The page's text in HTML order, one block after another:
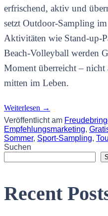
erfrischend, aktiv und
setzt Outdoor-Sampling
Aktivitäten wie Stand-up-
Beach-Volleyball werden
Moment überreicht – nicht
mitten im Leben.
Weiterlesen →
Veröffentlicht am
Empfehlungsmarketing,
Sommer, Sport-Sampling,
Suchen
Recent